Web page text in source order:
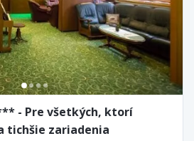
- Pre všetkých, ktorí
tichšie zariadenia